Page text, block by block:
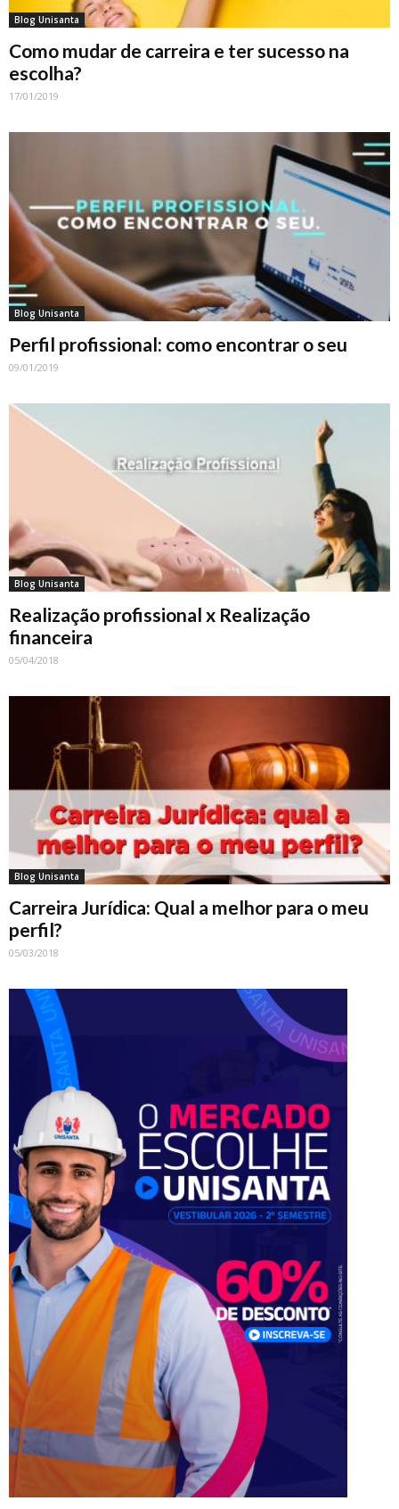
Blog Unisanta
Como mudar de carreira e ter sucesso na
escolha?
17/01/2019
Blog Unisanta
Perfil profissional: como encontrar o seu
09/01/2019
Blog Unisanta
Realização profissional x Realização
financeira
05/04/2018
Blog Unisanta
Carreira Jurídica: Qual a melhor para o meu
perfil?
05/03/2018